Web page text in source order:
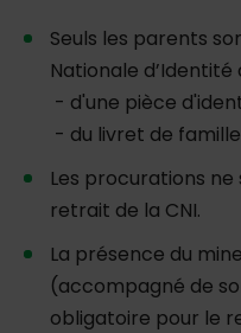
Seuls les parents
Nationale
- d'une pièce
- du livret de famille
Les procurations
retrait de la CNI.
La présence du
(accompagné de
obligatoire pour le